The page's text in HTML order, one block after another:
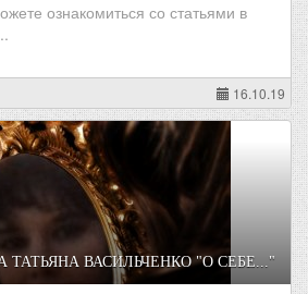
ознакомиться со статьями в
16.10.19
ТАТЬЯНА ВАСИЛЬЧЕНКО "О СЕБЕ..."